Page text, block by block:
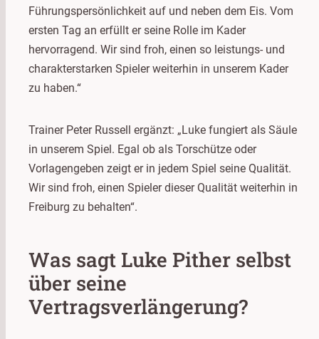
Führungspersönlichkeit auf und neben dem Eis. Vom
ersten Tag an erfüllt er seine Rolle im Kader
hervorragend. Wir sind froh, einen so leistungs- und
charakterstarken Spieler weiterhin in unserem Kader
zu haben.“
Trainer Peter Russell ergänzt: „Luke fungiert als Säule
in unserem Spiel. Egal ob als Torschütze oder
Vorlagengeben zeigt er in jedem Spiel seine Qualität.
Wir sind froh, einen Spieler dieser Qualität weiterhin in
Freiburg zu behalten“.
Was sagt Luke Pither selbst
über seine
Vertragsverlängerung?